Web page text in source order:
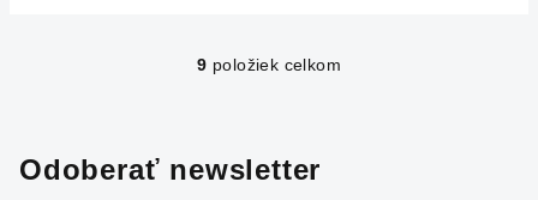
O
á
d
9 položiek celkom
Odoberať newsletter